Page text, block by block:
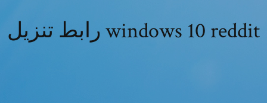
رابط تنزيل windows 10 reddit